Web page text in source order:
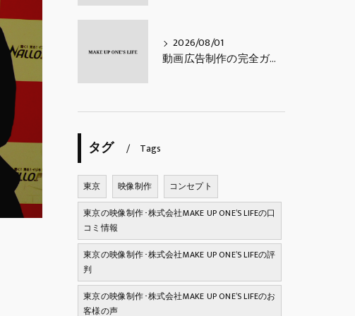
2026/08/01
動画広告制作の完全ガイド｜費用相場・種類・進め方・成果を出すコツ【2026年最新】
タグ Tags
東京 映像制作
コンセプト
東京の映像制作･株式会社MAKE UP ONE’S LIFEの口
コミ情報
東京の映像制作･株式会社MAKE UP ONE’S LIFEの評
判
東京の映像制作･株式会社MAKE UP ONE’S LIFEのお
客様の声